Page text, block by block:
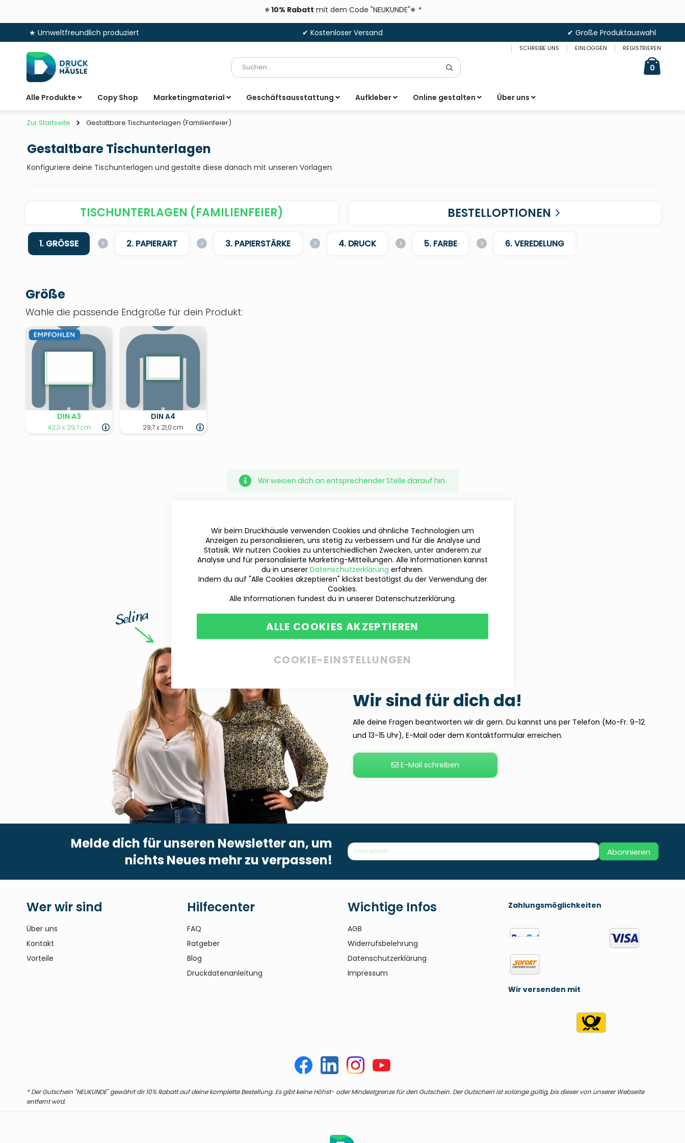
⭐ 10% Rabatt mit dem Code "NEUKUNDE"⭐ *
★ Umweltfreundlich produziert ✔ Kostenloser Versand
✔ Große Produktauswahl
Inhalt
springen
SCHREIBE UNS EINLOGGEN REGISTRIEREN
0items
Suche
Alle Produkte Copy Shop Marketingmaterial Geschäftsausstattung Aufkleber Online gestalten Über uns
Zur Startseite Gestaltbare Tischunterlagen (Familienfeier)
Gestaltbare Tischunterlagen
Konfiguriere deine Tischunterlagen und gestalte diese danach mit unseren Vorlagen.
TISCHUNTERLAGEN (FAMILIENFEIER) BESTELLOPTIONEN
1. GRÖSSE 2. PAPIERART 3. PAPIERSTÄRKE 4. DRUCK 5. FARBE 6. VEREDELUNG
Größe
Wähle die passende Endgröße für dein Produkt:
DIN A3
42,0 x 29,7 cm
DIN A4
29,7 x 21,0 cm
Wir weisen dich an entsprechender Stelle darauf hin.
Wir sind für dich da!
Alle deine Fragen beantworten wir dir gern. Du kannst uns per Telefon (Mo-Fr. 9-12
und 13-15 Uhr), E-Mail oder dem Kontaktformular erreichen.
E-Mail schreiben
Melde dich für unseren Newsletter an, um
nichts Neues mehr zu verpassen!
Abonnieren
Wer wir sind
Über uns
Kontakt
Vorteile
Hilfecenter
FAQ
Ratgeber
Blog
Druckdatenanleitung
Wichtige Infos
AGB
Widerrufsbelehrung
Datenschutzerklärung
Impressum
Zahlungsmöglichkeiten
Wir versenden mit
* Der Gutschein "NEUKUNDE" gewährt dir 10% Rabatt auf deine komplette Bestellung. Es gibt keine Höhst- oder Mindestgrenze für den Gutschein. Der Gutschein ist solange gültig, bis dieser von unserer Webseite
entfernt wird.
Wir beim Druckhäusle verwenden Cookies und ähnliche Technologien um
Anzeigen zu personalisieren, uns stetig zu verbessern und für die Analyse und
Statisik. Wir nutzen Cookies zu unterschiedlichen Zwecken, unter anderem zur
Analyse und für personalisierte Marketing-Mitteilungen. Alle Informationen kannst
du in unserer Datenschutzerklärung erfahren.
Indem du auf "Alle Cookies akzeptieren" klickst bestätigst du der Verwendung der
Cookies.
Alle Informationen fundest du in unserer Datenschutzerklärung.
ALLE COOKIES AKZEPTIEREN
COOKIE-EINSTELLUNGEN